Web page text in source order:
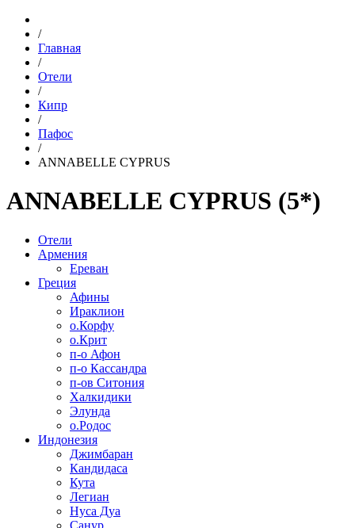
/
Главная
/
Отели
/
Кипр
/
Пафос
/
ANNABELLE CYPRUS
ANNABELLE CYPRUS (5*)
Отели
Армения
Ереван
Греция
Афины
Ираклион
о.Корфу
о.Крит
п-о Афон
п-о Кассандра
п-ов Ситония
Халкидики
Элунда
о.Родос
Индонезия
Джимбаран
Кандидаса
Кута
Легиан
Нуса Дуа
Санур